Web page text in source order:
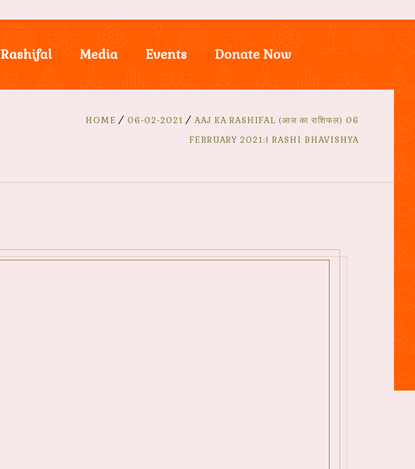
Rashifal Media Events Donate Now
HOME 06-02-2021
AAJ KA RASHIFAL (आज का राशिफल) 06
FEBRUARY 2021:| RASHI BHAVISHYA